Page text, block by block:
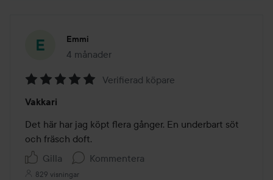
Emmi
4 månader
Inlägget skapades 4 månader
5
av
5
Verifierad köpare
Vakkari
Det här har jag köpt flera gånger. En underbart söt
och fräsch doft.
Gilla
Kommentera
829 visningar